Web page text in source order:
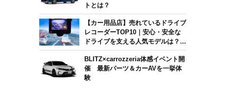
トとは？
【カー用品店】売れているドライブ
レコーダーTOP10｜安心・安全な
ドライブを支える人気モデルは？
【2026年6月版】
BLITZ×carrozzeria体感イベント開
催 最新パーツ＆カーAVを一挙体
験